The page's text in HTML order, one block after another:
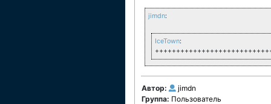
jimdn:
IceTown:
Автор:
jimdn
Группа: Пользователь